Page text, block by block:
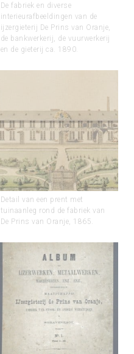
De fabriek en diverse
interieurafbeeldingen van de
ijzergieterij De Prins van Oranje,
de bankwerkerij, de vuurwerkerij
en de gieterij ca. 1890.
Detail van een prent met
tuinaanleg rond de fabriek van
De Prins van Oranje, 1865.